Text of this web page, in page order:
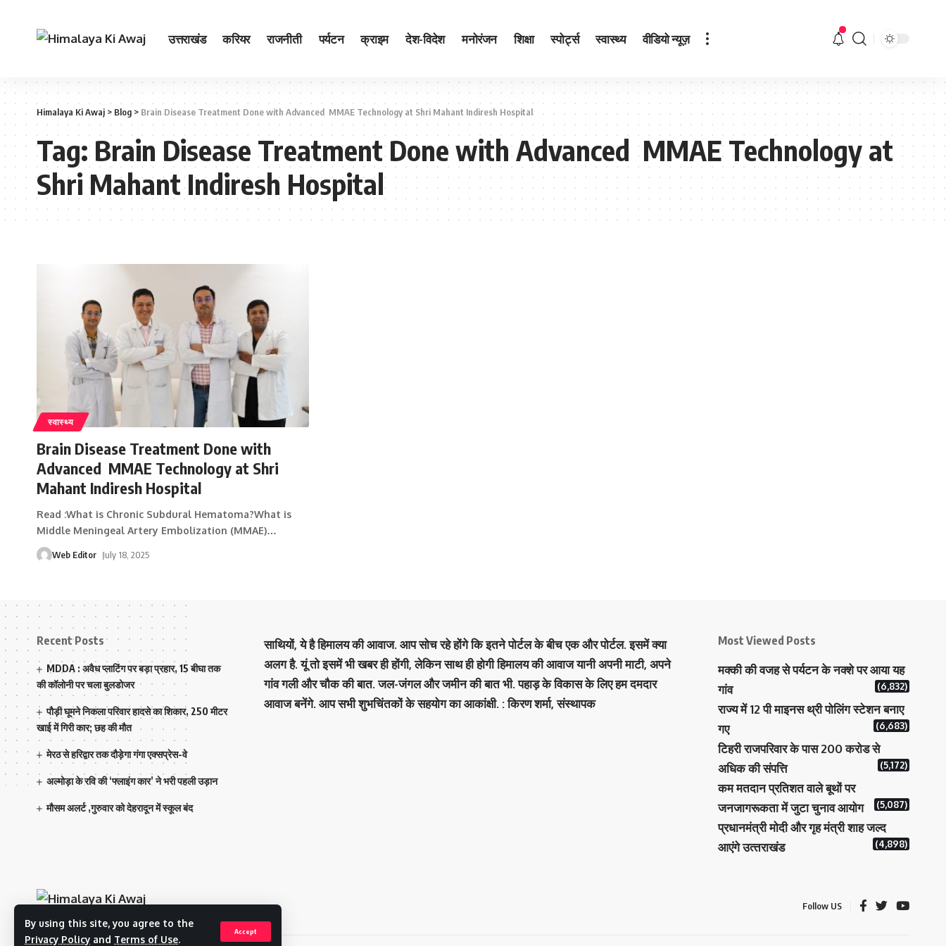
By using this site, you agree to the
Privacy Policy and Terms of Use.
Accept
उत्तराखंड करियर राजनीती पर्यटन क्राइम देश-विदेश मनोरंजन शिक्षा स्पोर्ट्स स्वास्थ्य वीडियो न्यूज़
Himalaya Ki Awaj > Blog> Brain Disease Treatment Done with Advanced MMAE Technology at Shri Mahant Indiresh Hospital
Tag:Brain Disease Treatment Done with Advanced MMAE Technology at
Shri Mahant Indiresh Hospital
स्वास्थ्य
Brain Disease Treatment Done with
Advanced MMAE Technology at Shri
Mahant Indiresh Hospital
Read :What is Chronic Subdural Hematoma?What is
Middle Meningeal Artery Embolization (MMAE)…
Web Editor July 18, 2025
Recent Posts
MDDA : अवैध प्लाटिंग पर बड़ा प्रहार, 15 बीघा तक
की कॉलोनी पर चला बुलडोजर
पौड़ी घूमने निकला परिवार हादसे का शिकार, 250 मीटर
खाई में गिरी कार; छह की मौत
मेरठ से हरिद्वार तक दौड़ेगा गंगा एक्सप्रेस-वे
अल्मोड़ा के रवि की ‘फ्लाइंग कार’ ने भरी पहली उड़ान
मौसम अलर्ट ,गुरुवार को देहरादून में स्कूल बंद
साथियों, ये है हिमालय की आवाज. आप सोच रहे होंगे कि इतने पोर्टल के बीच एक और पोर्टल. इसमें क्या
अलग है. यूं तो इसमें भी खबर ही होंगी, लेकिन साथ ही होगी हिमालय की आवाज यानी अपनी माटी, अपने
गांव गली और चौक की बात. जल-जंगल और जमीन की बात भी. पहाड़ के विकास के लिए हम दमदार
आवाज बनेंगे. आप सभी शुभचिंतकों के सहयोग का आकांक्षी. : किरण शर्मा, संस्‍थापक
Most Viewed Posts
मक्‍की की वजह से पर्यटन के नक्‍शे पर आया यह
गांव
(6,832)
राज्य में 12 पी माइनस थ्री पोलिंग स्टेशन बनाए
गए
(6,683)
टिहरी राजपरिवार के पास 200 करोड से
अधिक की संपत्ति
(5,172)
कम मतदान प्रतिशत वाले बूथों पर
जनजागरूकता में जुटा चुनाव आयोग
(5,087)
प्रधानमंत्री माेदी और गृह मंत्री शाह जल्‍द
आएंगे उत्‍तराखंड
(4,898)
Follow US